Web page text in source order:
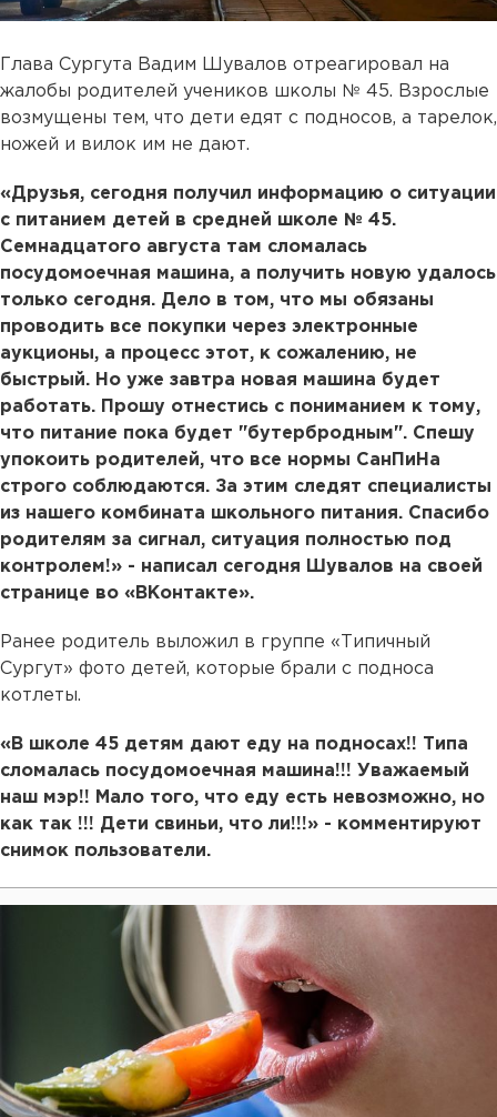
Глава Сургута Вадим Шувалов отреагировал на
жалобы родителей учеников школы № 45. Взрослые
возмущены тем, что дети едят с подносов, а тарелок,
ножей и вилок им не дают.
«Друзья, сегодня получил информацию о ситуации
с питанием детей в средней школе № 45.
Семнадцатого августа там сломалась
посудомоечная машина, а получить новую удалось
только сегодня. Дело в том, что мы обязаны
проводить все покупки через электронные
аукционы, а процесс этот, к сожалению, не
быстрый. Но уже завтра новая машина будет
работать. Прошу отнестись с пониманием к тому,
что питание пока будет "бутербродным". Спешу
упокоить родителей, что все нормы СанПиНа
строго соблюдаются. За этим следят специалисты
из нашего комбината школьного питания. Спасибо
родителям за сигнал, ситуация полностью под
контролем!» - написал сегодня Шувалов на своей
странице во «ВКонтакте».
Ранее родитель выложил в группе «Типичный
Сургут» фото детей, которые брали с подноса
котлеты.
«В школе 45 детям дают еду на подносах!! Типа
сломалась посудомоечная машина!!! Уважаемый
наш мэр!! Мало того, что еду есть невозможно, но
как так !!! Дети свиньи, что ли!!!» - комментируют
снимок пользователи.